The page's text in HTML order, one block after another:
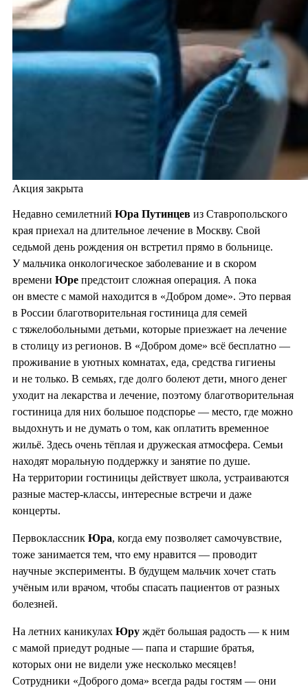
Акция закрыта
Недавно семилетний Юра Путинцев из Ставропольского
края приехал на длительное лечение в Москву. Свой
седьмой день рождения он встретил прямо в больнице.
У мальчика онкологическое заболевание и в скором
времени Юре предстоит сложная операция. А пока
он вместе с мамой находится в «Добром доме». Это первая
в России благотворительная гостиница для семей
с тяжелобольными детьми, которые приезжает на лечение
в столицу из регионов. В «Добром доме» всё бесплатно —
проживание в уютных комнатах, еда, средства гигиены
и не только. В семьях, где долго болеют дети, много денег
уходит на лекарства и лечение, поэтому благотворительная
гостиница для них большое подспорье — место, где можно
выдохнуть и не думать о том, как оплатить временное
жильё. Здесь очень тёплая и дружеская атмосфера. Семьи
находят моральную поддержку и занятие по душе.
На территории гостиницы действует школа, устраиваются
разные мастер-классы, интересные встречи и даже
концерты.
Первоклассник Юра, когда ему позволяет самочувствие,
тоже занимается тем, что ему нравится — проводит
научные эксперименты. В будущем мальчик хочет стать
учёным или врачом, чтобы спасать пациентов от разных
болезней.
На летних каникулах Юру ждёт большая радость — к ним
с мамой приедут родные — папа и старшие братья,
которых они не видели уже несколько месяцев!
Сотрудники «Доброго дома» всегда рады гостям — они